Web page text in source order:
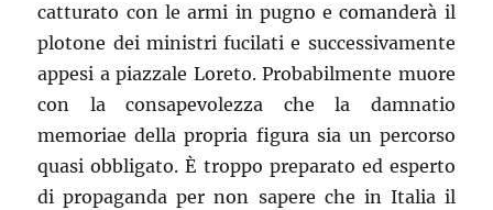
catturato con le armi in pugno e comanderà il
plotone dei ministri fucilati e successivamente
appesi a piazzale Loreto. Probabilmente muore
con la consapevolezza che la damnatio
memoriae della propria figura sia un percorso
quasi obbligato. È troppo preparato ed esperto
di propaganda per non sapere che in Italia il